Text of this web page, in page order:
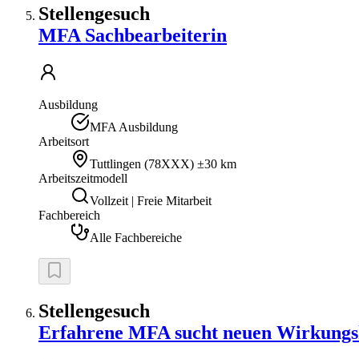
Stellengesuch
MFA Sachbearbeiterin
Ausbildung
MFA Ausbildung
Arbeitsort
Tuttlingen (78XXX) ±30 km
Arbeitszeitmodell
Vollzeit | Freie Mitarbeit
Fachbereich
Alle Fachbereiche
Stellengesuch
Erfahrene MFA sucht neuen